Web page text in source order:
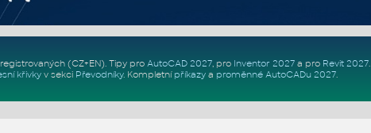
(CZ+EN). Tipy pro AutoCAD 2027, pro Inventor 2027a pro Revit 2027.
křivkyv sekci Převodníky. Kompletní příkazya proměnné AutoCADu 2027.